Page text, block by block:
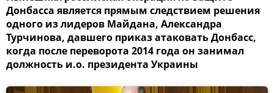
Донбасса является прямым следствием решения
одного из лидеров Майдана, Александра
Турчинова, давшего приказ атаковать Донбасс,
когда после переворота 2014 года он занимал
должность и.о. президента Украины